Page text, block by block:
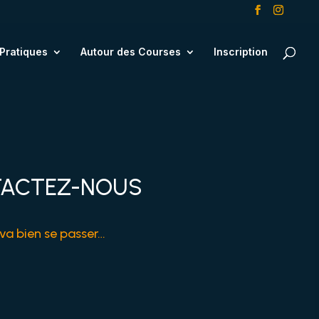
Autour des Courses Inscription
NOUS
bien se passer…